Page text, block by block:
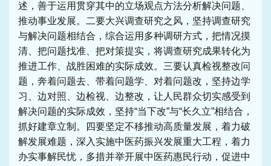
述，善于运用贯穿其中的立场观点方法分析解决问题、
推动事业发展。二要大兴调查研究之风，坚持调查研究
与解决问题相结合，综合运用多种调研方式，把情况摸
清、把问题找准、把对策提实，将调查研究成果转化为
推进工作、战胜困难的实际成效。三要认真检视整改问
题，奔着问题去、带着问题学、对着问题改，坚持边学
习、边对照、边检视、边整改，让人民群众切实感受到
解决问题的实际成效，坚持“当下改”与“长久立”相结合，
抓好建章立制。四要坚定不移推动高质量发展，着力破
解发展难题，深入实施中医药振兴发展重大工程，着力
办实事解民忧，多措并举开展中医药惠民行动，促进中